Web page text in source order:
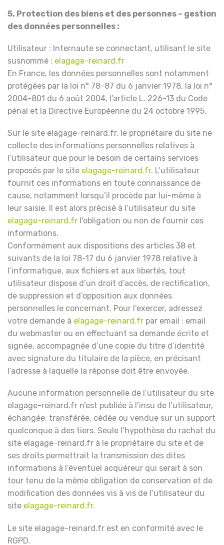
5. Protection des biens et des personnes – gestion
des données personnelles :
Utilisateur : Internaute se connectant, utilisant le site
susnommé : elagage-reinard.fr
En France, les données personnelles sont notamment
protégées par la loi n° 78-87 du 6 janvier 1978, la loi n°
2004-801 du 6 août 2004, l’article L. 226-13 du Code
pénal et la Directive Européenne du 24 octobre 1995.
Sur le site elagage-reinard.fr, le propriétaire du site ne
collecte des informations personnelles relatives à
l’utilisateur que pour le besoin de certains services
proposés par le site elagage-reinard.fr. L’utilisateur
fournit ces informations en toute connaissance de
cause, notamment lorsqu’il procède par lui-même à
leur saisie. Il est alors précisé à l’utilisateur du site
elagage-reinard.fr l’obligation ou non de fournir ces
informations.
Conformément aux dispositions des articles 38 et
suivants de la loi 78-17 du 6 janvier 1978 relative à
l’informatique, aux fichiers et aux libertés, tout
utilisateur dispose d’un droit d’accès, de rectification,
de suppression et d’opposition aux données
personnelles le concernant. Pour l’exercer, adressez
votre demande à elagage-reinard.fr par email : email
du webmaster ou en effectuant sa demande écrite et
signée, accompagnée d’une copie du titre d’identité
avec signature du titulaire de la pièce, en précisant
l’adresse à laquelle la réponse doit être envoyée.
Aucune information personnelle de l’utilisateur du site
elagage-reinard.fr n’est publiée à l’insu de l’utilisateur,
échangée, transférée, cédée ou vendue sur un support
quelconque à des tiers. Seule l’hypothèse du rachat du
site elagage-reinard.fr à le propriétaire du site et de
ses droits permettrait la transmission des dites
informations à l’éventuel acquéreur qui serait à son
tour tenu de la même obligation de conservation et de
modification des données vis à vis de l’utilisateur du
site elagage-reinard.fr.
Le site elagage-reinard.fr est en conformité avec le
RGPD.